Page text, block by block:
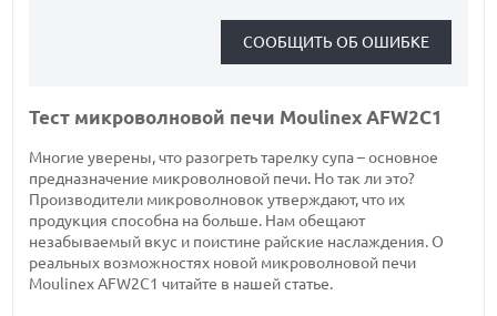
Тест микроволновой печи Moulinex AFW2C1
Многие уверены, что разогреть тарелку супа – основное
предназначение микроволновой печи. Но так ли это?
Производители микроволновок утверждают, что их
продукция способна на больше. Нам обещают
незабываемый вкус и поистине райские наслаждения. О
реальных возможностях новой микроволновой печи
Moulinex AFW2C1 читайте в нашей статье.